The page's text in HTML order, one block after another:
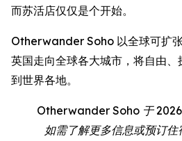
而苏活店仅仅是个开始。
Otherwander Soho 以全球可扩
英国走向全球各大城市，将自由
到世界各地。
Otherwander Soho 于 2026
如需了解更多信息或预订住